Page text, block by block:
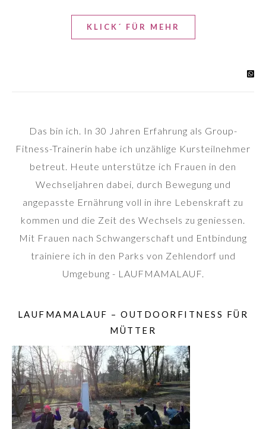
KLICK´ FÜR MEHR
Das bin ich. In 30 Jahren Erfahrung als Group-
Fitness-Trainerin habe ich unzählige Kursteilnehmer
betreut. Heute unterstütze ich Frauen in den
Wechseljahren dabei, durch Bewegung und
angepasste Ernährung voll in ihre Lebenskraft zu
kommen und die Zeit des Wechsels zu geniessen.
Mit Frauen nach Schwangerschaft und Entbindung
trainiere ich in den Parks von Zehlendorf und
Umgebung - LAUFMAMALAUF.
LAUFMAMALAUF – OUTDOORFITNESS FÜR
MÜTTER